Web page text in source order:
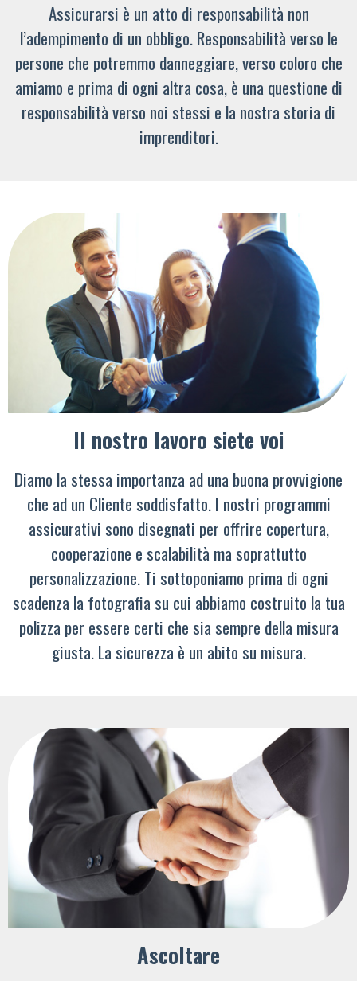
Assicurarsi è un atto di responsabilità non
l’adempimento di un obbligo. Responsabilità verso le
persone che potremmo danneggiare, verso coloro che
amiamo e prima di ogni altra cosa, è una questione di
responsabilità verso noi stessi e la nostra storia di
imprenditori.
Il nostro lavoro siete voi
Diamo la stessa importanza ad una buona provvigione
che ad un Cliente soddisfatto. I nostri programmi
assicurativi sono disegnati per offrire copertura,
cooperazione e scalabilità ma soprattutto
personalizzazione. Ti sottoponiamo prima di ogni
scadenza la fotografia su cui abbiamo costruito la tua
polizza per essere certi che sia sempre della misura
giusta. La sicurezza è un abito su misura.
Ascoltare